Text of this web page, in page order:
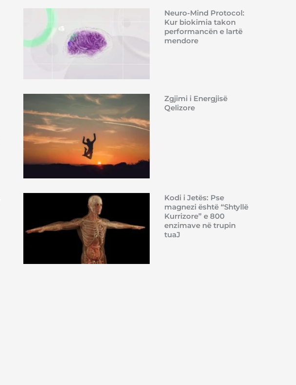
Neuro-Mind Protocol:
Kur biokimia takon
performancën e lartë
mendore
Zgjimi i Energjisë
Qelizore
Kodi i Jetës: Pse
magnezi është “Shtyllë
Kurrizore” e 800
enzimave në trupin
tuaJ